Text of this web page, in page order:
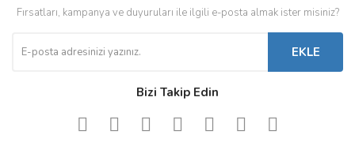
Fırsatları, kampanya ve duyuruları ile ilgili e-posta almak ister misiniz?
EKLE
Bizi Takip Edin